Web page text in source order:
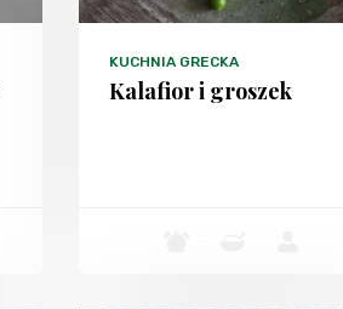
KUCHNIA GRECKA
Kalafior i groszek